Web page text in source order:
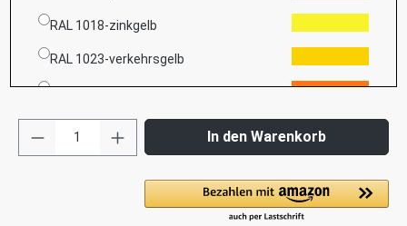
RAL 1018-zinkgelb
RAL 1023-verkehrsgelb
RAL 2009-verkehrsorange
RAL 3000-feuerrot
RAL 3020-verkehrsrot
In den Warenkorb